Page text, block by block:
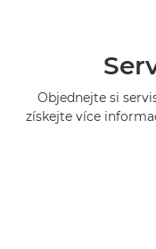
Objednejte si
získejte více